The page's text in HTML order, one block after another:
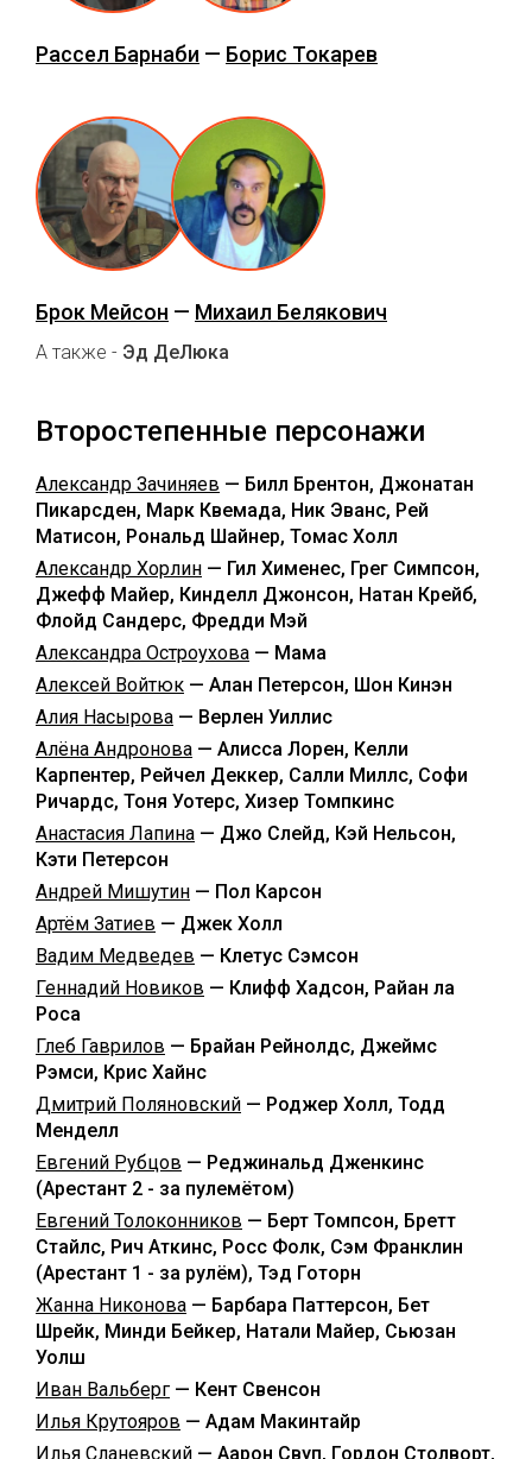
Рассел Барнаби — Борис Токарев
Брок Мейсон — Михаил Белякович
А также - Эд ДеЛюка
Второстепенные персонажи
Александр Зачиняев — Билл Брентон, Джонатан
Пикарсден, Марк Квемада, Ник Эванс, Рей
Матисон, Рональд Шайнер, Томас Холл
Александр Хорлин — Гил Хименес, Грег Симпсон,
Джефф Майер, Кинделл Джонсон, Натан Крейб,
Флойд Сандерс, Фредди Мэй
Александра Остроухова — Мама
Алексей Войтюк — Алан Петерсон, Шон Кинэн
Алия Насырова — Верлен Уиллис
Алёна Андронова — Алисса Лорен, Келли
Карпентер, Рейчел Деккер, Салли Миллс, Софи
Ричардс, Тоня Уотерс, Хизер Томпкинс
Анастасия Лапина — Джо Слейд, Кэй Нельсон,
Кэти Петерсон
Андрей Мишутин — Пол Карсон
Артём Затиев — Джек Холл
Вадим Медведев — Клетус Сэмсон
Геннадий Новиков — Клифф Хадсон, Райан ла
Роса
Глеб Гаврилов — Брайан Рейнолдс, Джеймс
Рэмси, Крис Хайнс
Дмитрий Поляновский — Роджер Холл, Тодд
Менделл
Евгений Рубцов — Реджинальд Дженкинс
(Арестант 2 - за пулемётом)
Евгений Толоконников — Берт Томпсон, Бретт
Стайлс, Рич Аткинс, Росс Фолк, Сэм Франклин
(Арестант 1 - за рулём), Тэд Готорн
Жанна Никонова — Барбара Паттерсон, Бет
Шрейк, Минди Бейкер, Натали Майер, Сьюзан
Уолш
Иван Вальберг — Кент Свенсон
Илья Крутояров — Адам Макинтайр
Илья Сланевский — Аарон Свуп, Гордон Столворт,